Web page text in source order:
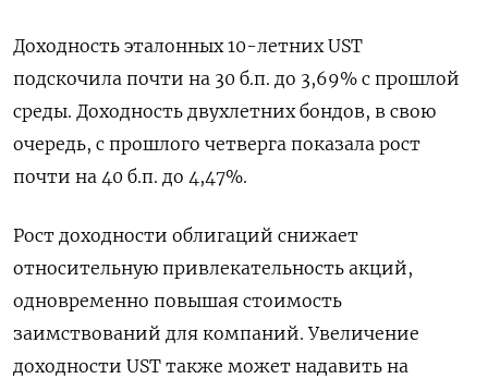
Доходность эталонных 10-летних UST
подскочила почти на 30 б.п. до 3,69% с прошлой
среды. Доходность двухлетних бондов, в свою
очередь, с прошлого четверга показала рост
почти на 40 б.п. до 4,47%.
Рост доходности облигаций снижает
относительную привлекательность акций,
одновременно повышая стоимость
заимствований для компаний. Увеличение
доходности UST также может надавить на